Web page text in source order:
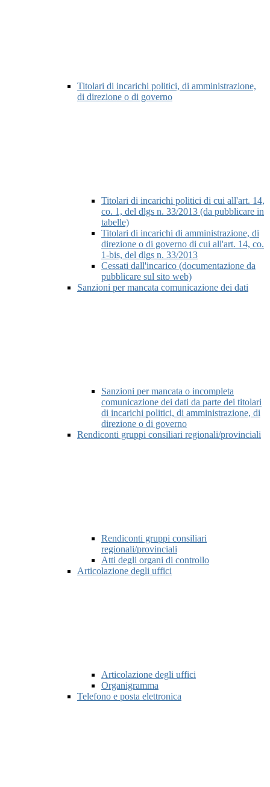
Titolari di incarichi politici, di amministrazione,
di direzione o di governo
Titolari di incarichi politici di cui all'art. 14,
co. 1, del dlgs n. 33/2013 (da pubblicare in
tabelle)
Titolari di incarichi di amministrazione, di
direzione o di governo di cui all'art. 14, co.
1-bis, del dlgs n. 33/2013
Cessati dall'incarico (documentazione da
pubblicare sul sito web)
Sanzioni per mancata comunicazione dei dati
Sanzioni per mancata o incompleta
comunicazione dei dati da parte dei titolari
di incarichi politici, di amministrazione, di
direzione o di governo
Rendiconti gruppi consiliari regionali/provinciali
Rendiconti gruppi consiliari
regionali/provinciali
Atti degli organi di controllo
Articolazione degli uffici
Articolazione degli uffici
Organigramma
Telefono e posta elettronica